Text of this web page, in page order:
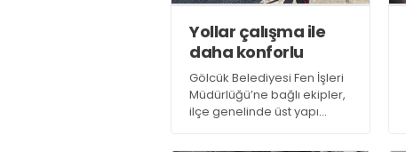
Yollar çalışma ile
daha konforlu
Gölcük Belediyesi Fen İşleri
Müdürlüğü’ne bağlı ekipler,
ilçe genelinde üst yapı